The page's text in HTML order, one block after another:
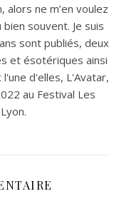
alors ne m’en voulez
souvent. Je suis
sont publiés, deux
et ésotériques ainsi
d'elles, L'Avatar,
au Festival Les